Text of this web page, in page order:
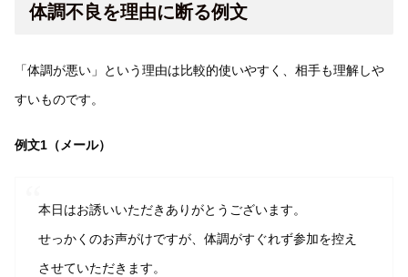
体調不良を理由に断る例文
「体調が悪い」という理由は比較的使いやすく、相手も理解しや
すいものです。
例文1（メール）
本日はお誘いいただきありがとうございます。
せっかくのお声がけですが、体調がすぐれず参加を控え
させていただきます。